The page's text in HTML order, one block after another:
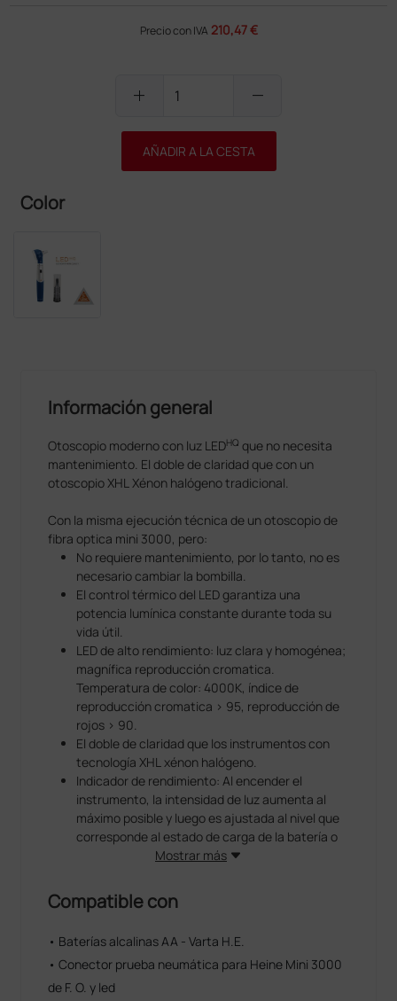
Precio con IVA 210,47 €
add remove
AÑADIR A LA CESTA
Color
Información general
Otoscopio moderno con luz LEDHQ que no necesita
mantenimiento. El doble de claridad que con un
otoscopio XHL Xénon halógeno tradicional.
Con la misma ejecución técnica de un otoscopio de
fibra optica mini 3000, pero:
No requiere mantenimiento, por lo tanto, no es
necesario cambiar la bombilla.
El control térmico del LED garantiza una
potencia lumínica constante durante toda su
vida útil.
LED de alto rendimiento: luz clara y homogénea;
magnífica reproducción cromatica.
Temperatura de color: 4000K, índice de
reproducción cromatica > 95, reproducción de
rojos > 90.
El doble de claridad que los instrumentos con
tecnología XHL xénon halógeno.
Indicador de rendimiento: Al encender el
instrumento, la intensidad de luz aumenta al
máximo posible y luego es ajustada al nivel que
corresponde al estado de carga de la batería o
indica que es necesario cambiar las pilas.
Funciona durante 10 horas. Cambios de pilas
baterías recargables.
Mostrar más
Compatible con
• Baterías alcalinas AA - Varta H.E.
• Conector prueba neumática para Heine Mini 3000
de F. O. y led